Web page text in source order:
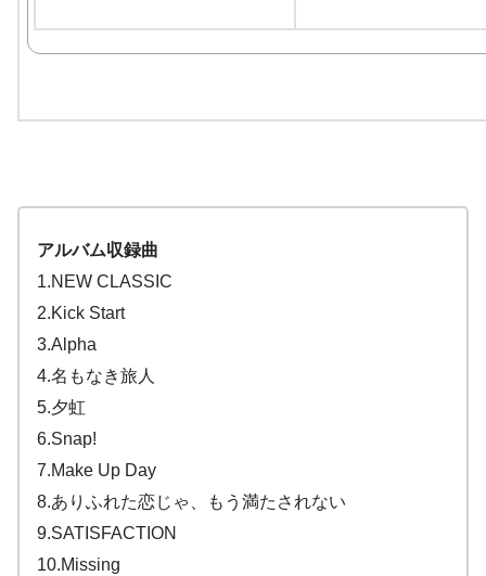
アルバム収録曲
1.NEW CLASSIC
2.Kick Start
3.Alpha
4.名もなき旅人
5.夕虹
6.Snap!
7.Make Up Day
8.ありふれた恋じゃ、もう満たされない
9.SATISFACTION
10.Missing